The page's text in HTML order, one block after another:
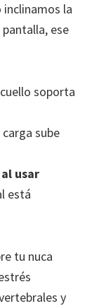
inclinamos la
ese
soporta
carga sube
usar
está
tu nuca
y